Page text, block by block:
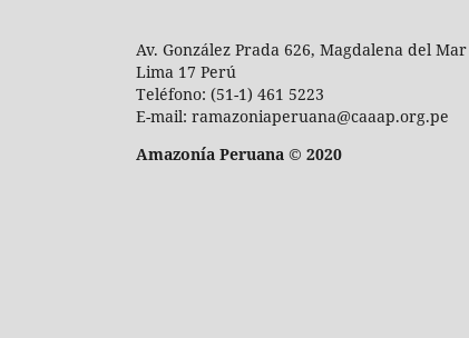
Av. González Prada 626, Magdalena del Mar
Lima 17 Perú
Teléfono: (51-1) 461 5223
E-mail: ramazoniaperuana@caaap.org.pe
Amazonía Peruana © 2020